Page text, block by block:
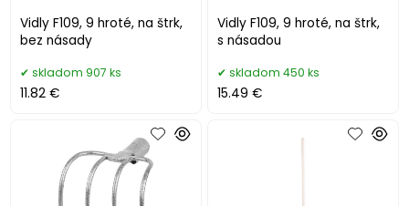
Vidly F109, 9 hroté, na štrk,
bez násady
skladom 907 ks
11.82 €
Vidly F109, 9 hroté, na štrk,
s násadou
skladom 450 ks
15.49 €